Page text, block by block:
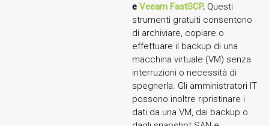
e Veeam FastSCP. Questi
strumenti gratuiti consentono
di archiviare, copiare o
effettuare il backup di una
macchina virtuale (VM) senza
interruzioni o necessità di
spegnerla. Gli amministratori IT
possono inoltre ripristinare i
dati da una VM, dai backup o